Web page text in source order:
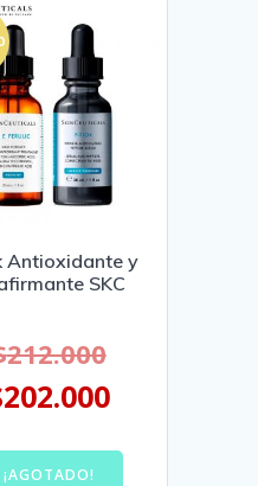
Antioxidante y
SKC
212.000
202.000
¡AGOTADO!